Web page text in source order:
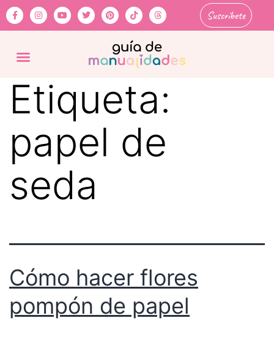
Suscríbete
Etiqueta:
papel de
seda
Cómo hacer flores
pompón de papel